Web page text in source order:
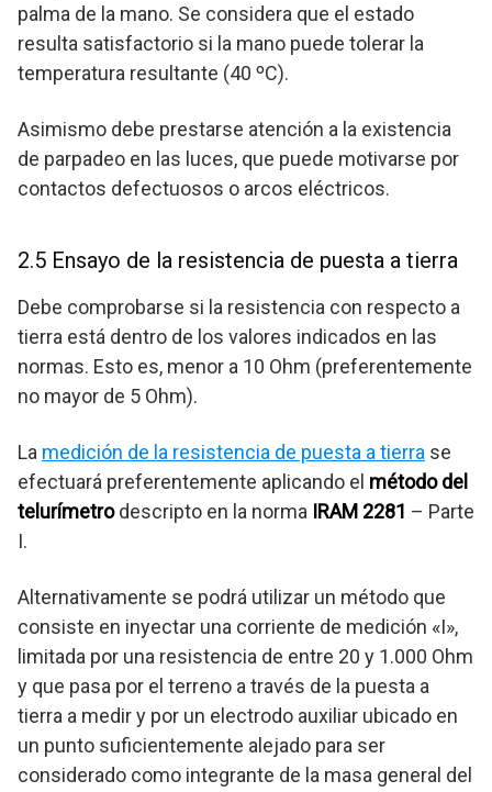
palma de la mano. Se considera que el estado
resulta satisfactorio si la mano puede tolerar la
temperatura resultante (40 ºC).
Asimismo debe prestarse atención a la existencia
de parpadeo en las luces, que puede motivarse por
contactos defectuosos o arcos eléctricos.
2.5 Ensayo de la resistencia de puesta a tierra
Debe comprobarse si la resistencia con respecto a
tierra está dentro de los valores indicados en las
normas. Esto es, menor a 10 Ohm (preferentemente
no mayor de 5 Ohm).
La medición de la resistencia de puesta a tierra se
efectuará preferentemente aplicando el método del
telurímetrodescripto en la norma IRAM 2281 – Parte
I.
Alternativamente se podrá utilizar un método que
consiste en inyectar una corriente de medición «I»,
limitada por una resistencia de entre 20 y 1.000 Ohm
y que pasa por el terreno a través de la puesta a
tierra a medir y por un electrodo auxiliar ubicado en
un punto suficientemente alejado para ser
considerado como integrante de la masa general del